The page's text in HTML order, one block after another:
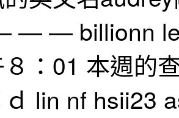
— billionn
：01 本週的
ｄ lin nf hsii23